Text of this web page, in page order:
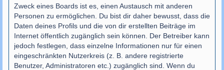
Zweck eines Boards ist es, einen Austausch mit anderen
Personen zu ermöglichen. Du bist dir daher bewusst, dass die
Daten deines Profils und die von dir erstellten Beiträge im
Internet öffentlich zugänglich sein können. Der Betreiber kann
jedoch festlegen, dass einzelne Informationen nur für einen
eingeschränkten Nutzerkreis (z. B. andere registrierte
Benutzer, Administratoren etc.) zugänglich sind. Wenn du